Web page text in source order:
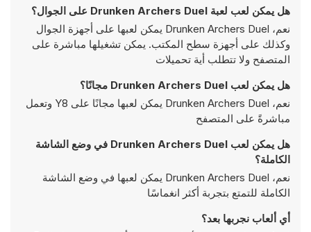
هل يمكن لعب لعبة Drunken Archers Duel على الجوال؟
نعم، Drunken Archers Duel يمكن لعبها على أجهزة الجوال
وكذلك على أجهزة سطح المكتب. يمكن تشغيلها مباشرة على
المتصفح ولا تتطلب أية تحميلات
هل يمكن لعب Drunken Archers Duel مجانًا؟
نعم، Drunken Archers Duel يمكن لعبها مجانًا على Y8 وتعمل
مباشرةً على المتصفح
هل يمكن لعب Drunken Archers Duel في وضع الشاشة
الكاملة؟
نعم، Drunken Archers Duel يمكن لعبها في وضع الشاشة
الكاملة للتمتع بتجربة أكثر انغماسًا
أي ألعاب نجربها بعد؟